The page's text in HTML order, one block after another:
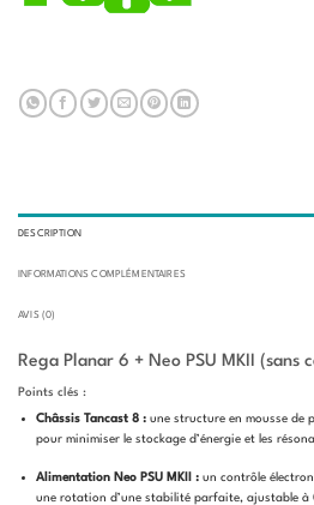
DESCRIPTION
INFORMATIONS COMPLÉMENTAIRES
AVIS (0)
Rega Planar 6 + Neo PSU MKII (sans
Points clés :
Châssis Tancast 8 :une structure en mousse de
pour minimiser le stockage d’énergie et les
Alimentation Neo PSU MKII :un contrôle
une rotation d’une stabilité parfaite, ajustable à